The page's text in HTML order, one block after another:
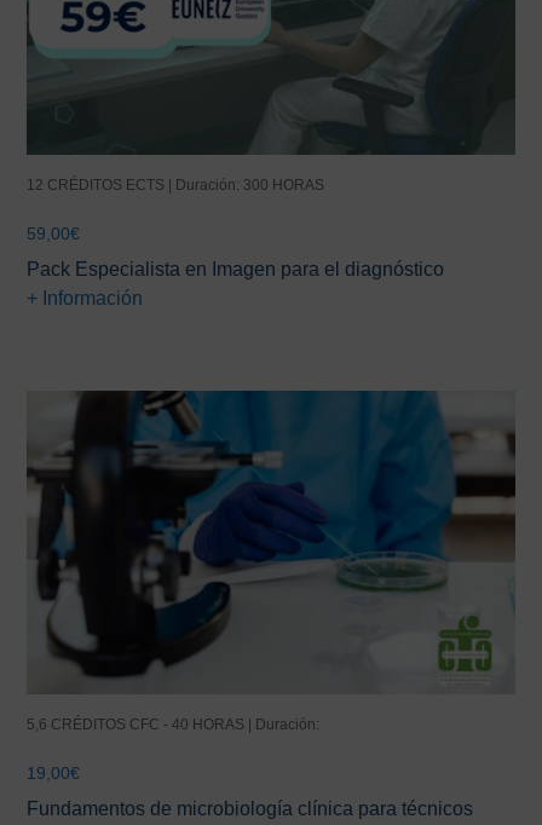
12 CRÉDITOS ECTS | Duración: 300 HORAS
59,00€
Pack Especialista en Imagen para el diagnóstico
+ Información
5,6 CRÉDITOS CFC - 40 HORAS | Duración:
19,00€
Fundamentos de microbiología clínica para técnicos